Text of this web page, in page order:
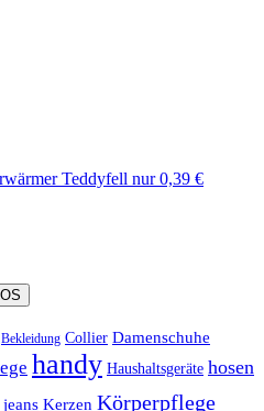
Teddyfell nur 0,39 €
LOS
Bekleidung Collier Damenschuhe
handy Haushaltsgeräte hosen
jeans Kerzen Körperpflege